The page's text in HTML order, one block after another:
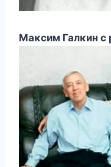
Mаκсим Галκин с